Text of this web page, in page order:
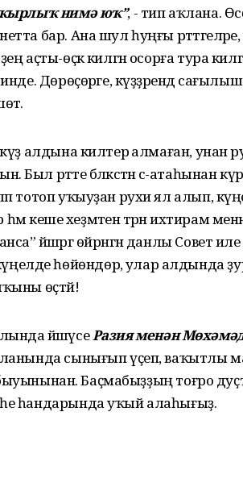
нимә юҡ”, - тип аҡлана.
бар. Ана шул һуңғы
аҫты-өҫкә килгән осорға тура
Дөрөҫөрәге, күҙҙәрендә
күҙ алдына килтерә алмаған, унан
рәтте бәләкәстән әсә-атаһынан
тотоп уҡыуҙан рухи ял алып,
һәм кеше хеҙмәтенә тәрән ихтирам
йәшәргә өйрәнгән данлы Совет
һөйөндөрә, улар алдында
өҫтәй!
йәшәүсеРазия менән
сынығып үҫеп, ваҡытлы
быуынынан. Баҫмабыҙҙың тоғро
һандарында уҡый алаһығыҙ.